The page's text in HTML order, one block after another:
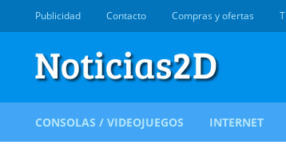
Publicidad Contacto Compras y ofertas
CONSOLAS / VIDEOJUEGOS INTERNET